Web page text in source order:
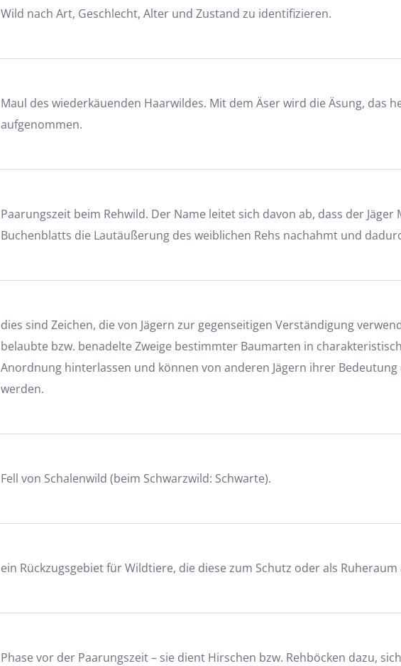
Wild nach Art, Geschlecht, Alter und Zustand zu identifizieren.
Maul des wiederkäuenden Haarwildes. Mit dem Äser wird die Äsung, das
aufgenommen.
Paarungszeit beim Rehwild. Der Name leitet sich davon ab, dass der Jäger
Buchenblatts die Lautäußerung des weiblichen Rehs nachahmt und
dies sind Zeichen, die von Jägern zur gegenseitigen Verständigung
belaubte bzw. benadelte Zweige bestimmter Baumarten in
Anordnung hinterlassen und können von anderen Jägern ihrer
werden.
Fell von Schalenwild (beim Schwarzwild: Schwarte).
ein Rückzugsgebiet für Wildtiere, die diese zum Schutz oder als Ruheraum
Phase vor der Paarungszeit – sie dient Hirschen bzw. Rehböcken dazu,